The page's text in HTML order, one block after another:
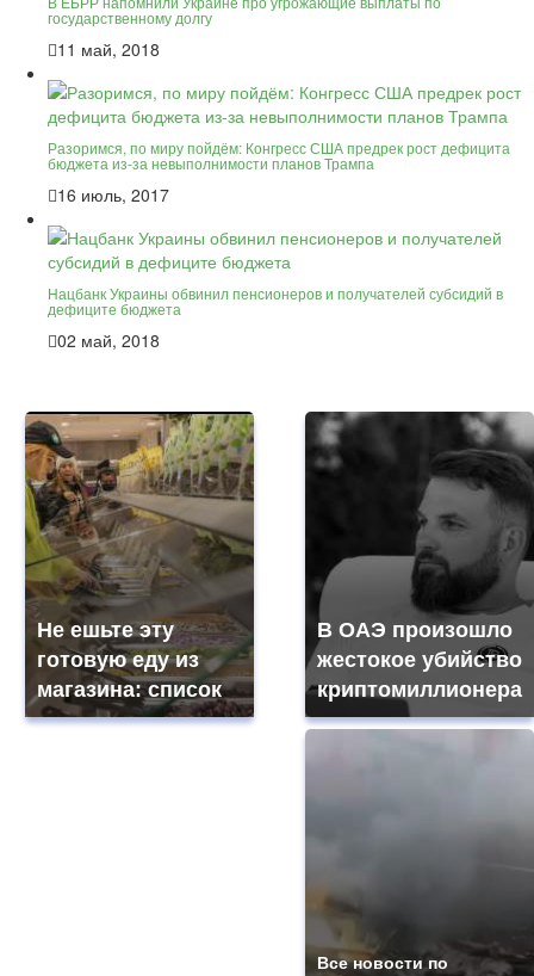
государственному долгу
11 май, 2018
Разоримся, по миру пойдём: Конгресс США предрек рост дефицита
бюджета из-за невыполнимости планов Трампа
16 июль, 2017
Нацбанк Украины обвинил пенсионеров и получателей субсидий в
дефиците бюджета
02 май, 2018
Не ешьте эту
готовую еду из
магазина: список
В ОАЭ произошло
жестокое убийство
криптомиллионера
Все новости по